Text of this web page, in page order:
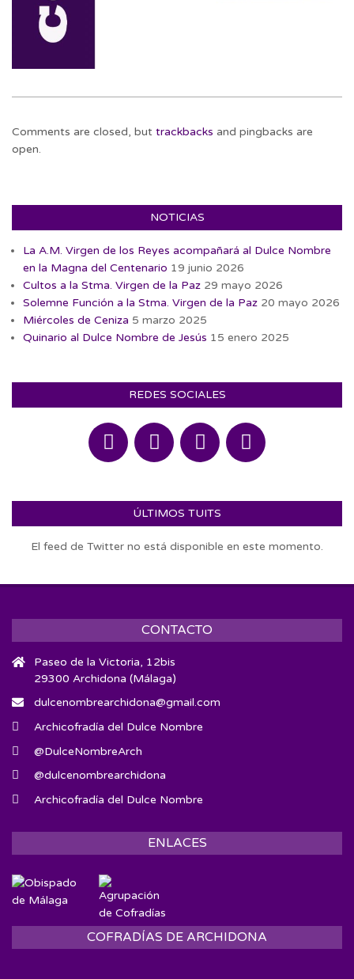
18
Comments are closed, but trackbacks and pingbacks are
open.
NOTICIAS
La A.M. Virgen de los Reyes acompañará al Dulce Nombre
en la Magna del Centenario 19 junio 2026
Cultos a la Stma. Virgen de la Paz 29 mayo 2026
Solemne Función a la Stma. Virgen de la Paz 20 mayo 2026
Miércoles de Ceniza 5 marzo 2025
Quinario al Dulce Nombre de Jesús 15 enero 2025
REDES SOCIALES
ÚLTIMOS TUITS
El feed de Twitter no está disponible en este momento.
CONTACTO
Paseo de la Victoria, 12bis
29300 Archidona (Málaga)
dulcenombrearchidona@gmail.com
Archicofradía del Dulce Nombre
@DulceNombreArch
@dulcenombrearchidona
Archicofradía del Dulce Nombre
ENLACES
COFRADÍAS DE ARCHIDONA